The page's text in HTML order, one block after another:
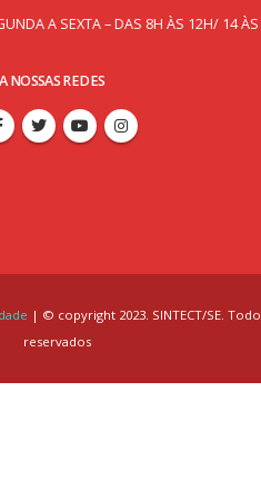
A SEXTA – DAS 8H ÀS 12H/ 14
NOSSAS REDES
| © copyright 2023. SINTECT/SE.
reservados